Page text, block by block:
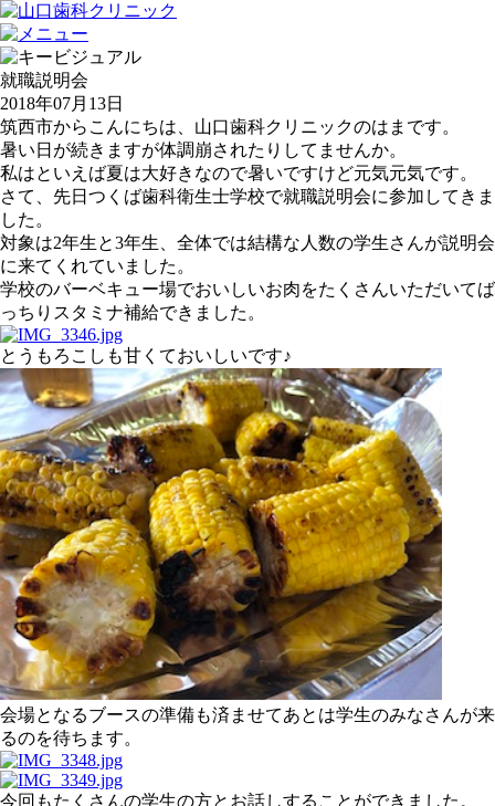
就職説明会
2018年07月13日
筑西市からこんにちは、山口歯科クリニックのはまです。
暑い日が続きますが体調崩されたりしてませんか。
私はといえば夏は大好きなので暑いですけど元気元気です。
さて、先日つくば歯科衛生士学校で就職説明会に参加してきま
した。
対象は2年生と3年生、全体では結構な人数の学生さんが説明会
に来てくれていました。
学校のバーベキュー場でおいしいお肉をたくさんいただいてば
っちりスタミナ補給できました。
とうもろこしも甘くておいしいです♪
会場となるブースの準備も済ませてあとは学生のみなさんが来
るのを待ちます。
今回もたくさんの学生の方とお話しすることができました。